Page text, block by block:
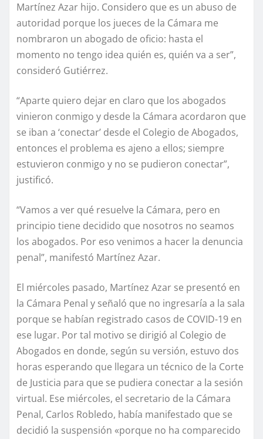
Martínez Azar hijo. Considero que es un abuso de
autoridad porque los jueces de la Cámara me
nombraron un abogado de oficio: hasta el
momento no tengo idea quién es, quién va a ser”,
consideró Gutiérrez.
“Aparte quiero dejar en claro que los abogados
vinieron conmigo y desde la Cámara acordaron que
se iban a ‘conectar’ desde el Colegio de Abogados,
entonces el problema es ajeno a ellos; siempre
estuvieron conmigo y no se pudieron conectar”,
justificó.
“Vamos a ver qué resuelve la Cámara, pero en
principio tiene decidido que nosotros no seamos
los abogados. Por eso venimos a hacer la denuncia
penal”, manifestó Martínez Azar.
El miércoles pasado, Martínez Azar se presentó en
la Cámara Penal y señaló que no ingresaría a la sala
porque se habían registrado casos de COVID-19 en
ese lugar. Por tal motivo se dirigió al Colegio de
Abogados en donde, según su versión, estuvo dos
horas esperando que llegara un técnico de la Corte
de Justicia para que se pudiera conectar a la sesión
virtual. Ese miércoles, el secretario de la Cámara
Penal, Carlos Robledo, había manifestado que se
decidió la suspensión «porque no ha comparecido